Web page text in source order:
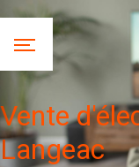
Panneau de
Vente
Langeac